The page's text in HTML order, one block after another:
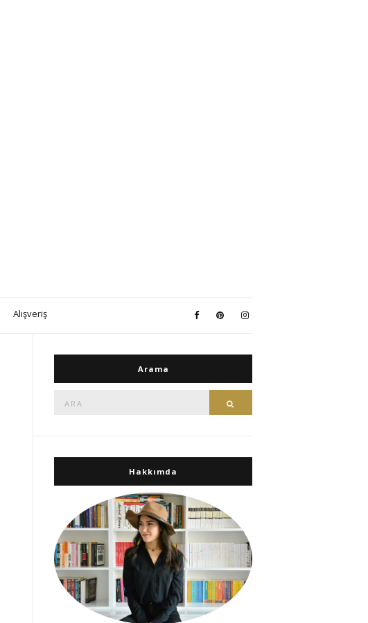
Alışveriş
Arama
Hakkımda